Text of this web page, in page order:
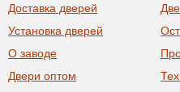
Доставка дверей
Установка дверей
О заводе
Двери оптом